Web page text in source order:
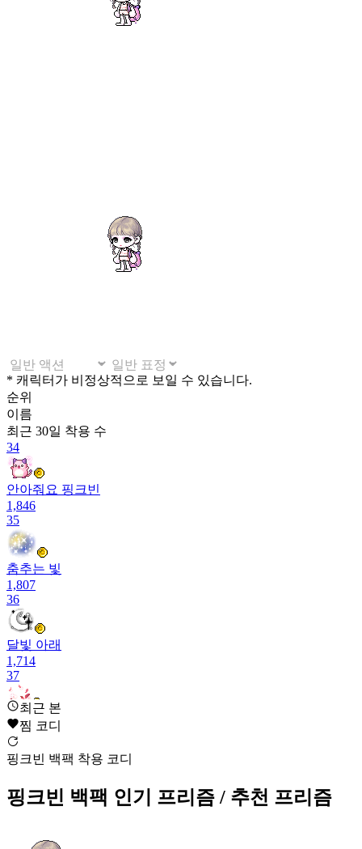
* 캐릭터가 비정상적으로 보일 수 있습니다.
순위
이름
최근 30일 착용 수
34
안아줘요 핑크빈
1,846
35
춤추는 빛
1,807
36
달빛 아래
1,714
37
춤추는 꽃잎
1,708
38
1,700
39
아이돌 스파클
최근 본
찜 코디
핑크빈 백팩 착용 코디
핑크빈 백팩 인기 프리즘 / 추천 프리즘